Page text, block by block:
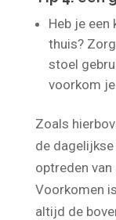
Tip 4: een
Heb je een
thuis?
stoel
Zoals
de dagelijkse
optreden
Voorkomen